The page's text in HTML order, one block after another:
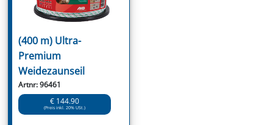
(400 m) Ultra-
Premium
Weidezaunseil
Artnr: 96461
€ 144.90
(Preis inkl. 20% USt.)